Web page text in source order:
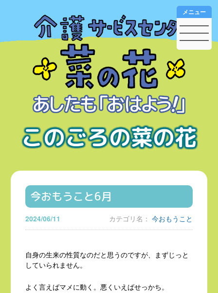
このごろの菜の花
メニュー
今おもうこと6月
2024/06/11 カテゴリ名： 今おもうこと
自身の生来の性質なのだと思うのですが、まずじっと
していられません。
よく言えばマメに動く。悪くいえばせっかち。